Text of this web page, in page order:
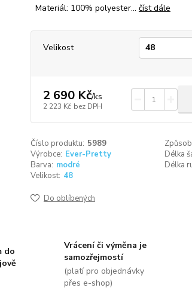
Materiál: 100% polyester... číst dále
Velikost
2 690 Kč/ks
2 223 Kč bez DPH
Číslo produktu: 5989
Výrobce: Ever-Pretty Délka
Barva: modré Délka
Velikost: 48
Do oblíbených
do
Vrácení či výměna je
samozřejmostí
(platí pro objednávky
přes e-shop)